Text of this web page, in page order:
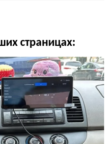
страницах: